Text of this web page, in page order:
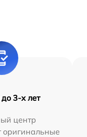
3-х лет
центр
оригинальные